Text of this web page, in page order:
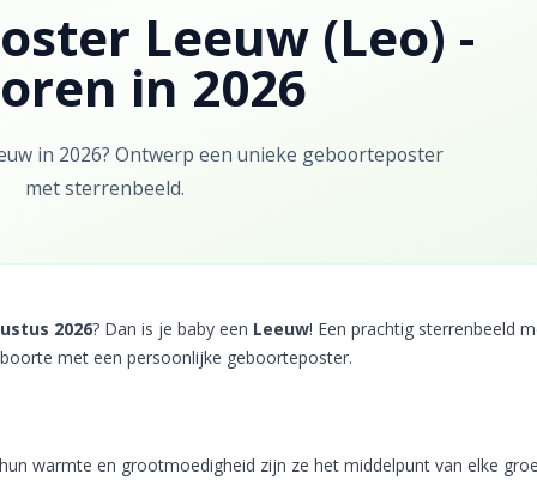
Leeuw (Leo) -
in 2026
in 2026? Ontwerp een unieke geboorteposter
met sterrenbeeld.
2026? Dan is je baby een Leeuw! Een prachtig sterrenbeeld
met een persoonlijke geboorteposter.
warmte en grootmoedigheid zijn ze het middelpunt van elke